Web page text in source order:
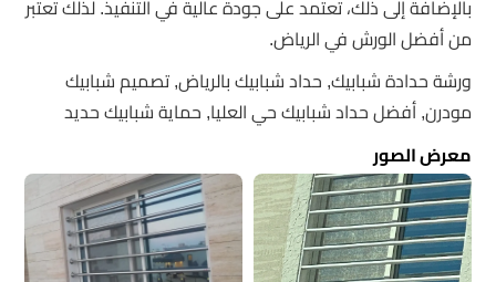
بالإضافة إلى ذلك، تعتمد على جودة عالية في التنفيذ. لذلك تعتبر
من أفضل الورش في الرياض.
ورشة حدادة شبابيك, حداد شبابيك بالرياض, تصميم شبابيك
مودرن, أفضل حداد شبابيك حي العليا, حماية شبابيك حديد
معرض الصور